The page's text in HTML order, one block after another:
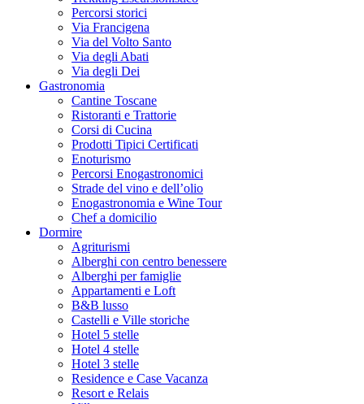
Percorsi storici
Via Francigena
Via del Volto Santo
Via degli Abati
Via degli Dei
Gastronomia
Cantine Toscane
Ristoranti e Trattorie
Corsi di Cucina
Prodotti Tipici Certificati
Enoturismo
Percorsi Enogastronomici
Strade del vino e dell’olio
Enogastronomia e Wine Tour
Chef a domicilio
Dormire
Agriturismi
Alberghi con centro benessere
Alberghi per famiglie
Appartamenti e Loft
B&B lusso
Castelli e Ville storiche
Hotel 5 stelle
Hotel 4 stelle
Hotel 3 stelle
Residence e Case Vacanza
Resort e Relais